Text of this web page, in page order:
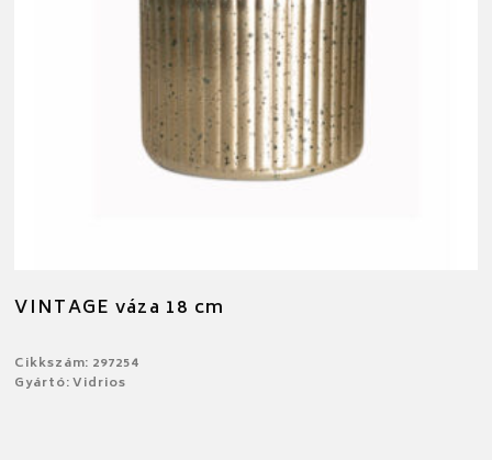
VINTAGE váza 18 cm
Cikkszám: 297254
Gyártó: Vidrios